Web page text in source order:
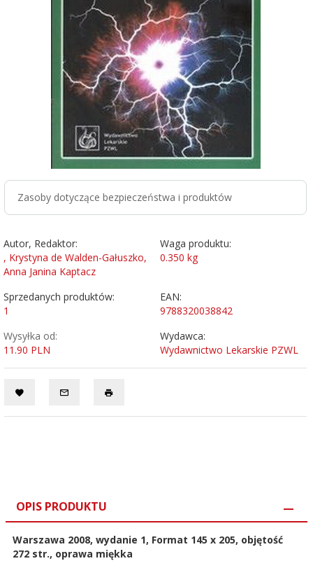
Zasoby dotyczące bezpieczeństwa i produktów
Autor, Redaktor:
, Krystyna de Walden-Gałuszko,
Anna Janina Kaptacz
Waga produktu:
0.350 kg
Sprzedanych produktów:
1
EAN:
9788320038842
Wysyłka od:
11.90 PLN
Wydawca:
Wydawnictwo Lekarskie PZWL
OPIS PRODUKTU
Warszawa 2008, wydanie 1, Format 145 x 205, objętość
272 str., oprawa miękka